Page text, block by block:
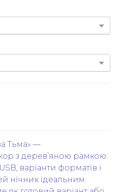
Тьма» —
з дерев’яною рамкою.
варіанти форматів і
нічник ідеальним